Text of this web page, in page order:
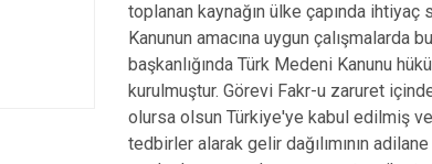
toplanan kaynağın ülke çapında
Kanunun amacına uygun
başkanlığında Türk Medeni Kanunu
kurulmuştur. Görevi Fakr-u zaruret
olursa olsun Türkiye'ye kabul edilmiş
tedbirler alarak gelir dağılımının